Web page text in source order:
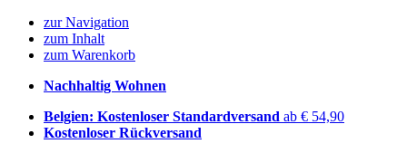
zur Navigation
zum Inhalt
zum Warenkorb
Nachhaltig Wohnen
Belgien: Kostenloser Standardversand ab € 54,90
Kostenloser Rückversand